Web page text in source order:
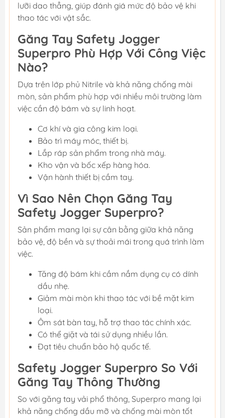
lưỡi dao thẳng, giúp đánh giá mức độ bảo vệ khi
thao tác với vật sắc.
Găng Tay Safety Jogger
Superpro Phù Hợp Với Công Việc
Nào?
Dựa trên lớp phủ Nitrile và khả năng chống mài
mòn, sản phẩm phù hợp với nhiều môi trường làm
việc cần độ bám và sự linh hoạt.
Cơ khí và gia công kim loại.
Bảo trì máy móc, thiết bị.
Lắp ráp sản phẩm trong nhà máy.
Kho vận và bốc xếp hàng hóa.
Vận hành thiết bị cầm tay.
Vì Sao Nên Chọn Găng Tay
Safety Jogger Superpro?
Sản phẩm mang lại sự cân bằng giữa khả năng
bảo vệ, độ bền và sự thoải mái trong quá trình làm
việc.
Tăng độ bám khi cầm nắm dụng cụ có dính
dầu nhẹ.
Giảm mài mòn khi thao tác với bề mặt kim
loại.
Ôm sát bàn tay, hỗ trợ thao tác chính xác.
Có thể giặt và tái sử dụng nhiều lần.
Đạt tiêu chuẩn bảo hộ quốc tế.
Safety Jogger Superpro So Với
Găng Tay Thông Thường
So với găng tay vải phổ thông, Superpro mang lại
khả năng chống dầu mỡ và chống mài mòn tốt